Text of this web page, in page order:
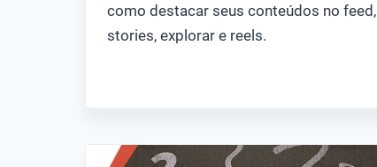
como destacar seus conteúdos no feed,
stories, explorar e reels.